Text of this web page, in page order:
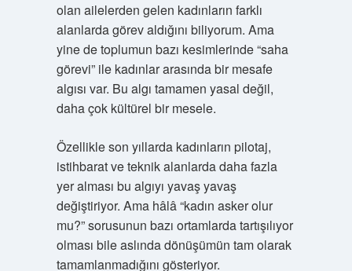
olan ailelerden gelen kadınların farklı
alanlarda görev aldığını biliyorum. Ama
yine de toplumun bazı kesimlerinde “saha
görevi” ile kadınlar arasında bir mesafe
algısı var. Bu algı tamamen yasal değil,
daha çok kültürel bir mesele.
Özellikle son yıllarda kadınların pilotaj,
istihbarat ve teknik alanlarda daha fazla
yer alması bu algıyı yavaş yavaş
değiştiriyor. Ama hâlâ “kadın asker olur
mu?” sorusunun bazı ortamlarda tartışılıyor
olması bile aslında dönüşümün tam olarak
tamamlanmadığını gösteriyor.